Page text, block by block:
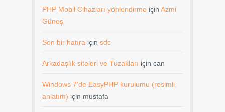
PHP Mobil Cihazları yönlendirme için Azmi
Güneş
Son bir hatıra için sdc
Arkadaşlık siteleri ve Tuzakları için can
Windows 7’de EasyPHP kurulumu (resimli
anlatım) için mustafa